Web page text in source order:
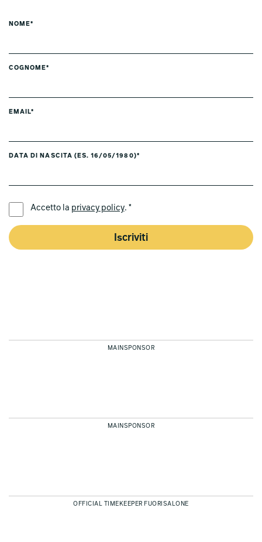
NOME*
COGNOME*
EMAIL*
DATA DI NASCITA (ES. 16/05/1980)*
Accetto la privacy policy. *
Iscriviti
MAINSPONSOR
MAINSPONSOR
OFFICIAL TIMEKEEPER FUORISALONE